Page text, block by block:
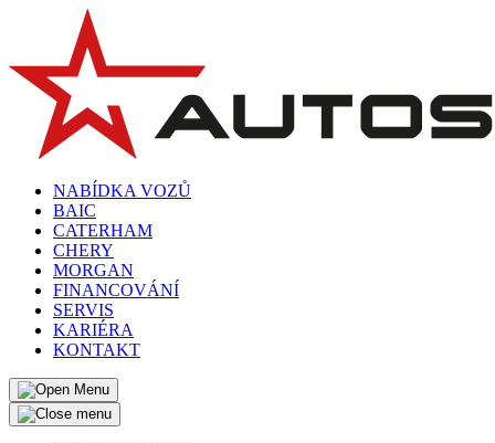
NABÍDKA VOZŮ
BAIC
CATERHAM
CHERY
MORGAN
FINANCOVÁNÍ
SERVIS
KARIÉRA
KONTAKT